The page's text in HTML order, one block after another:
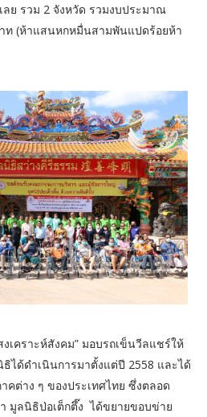
ย รวม 2 จังหวัด รวมงบประมาณ
ท (ห้าแสนหกหมื่นสามพันแปดร้อยห้า
งเคราะห์สังคม” มอบรถเข็นวีลแชร์ให้
ได้ดำเนินการมาตั้งแต่ปี 2558 และได้
คต่าง ๆ ของประเทศไทย ซึ่งตลอด
มูลนิธิป่อเต็กตึ๊ง ได้ขยายขอบข่าย